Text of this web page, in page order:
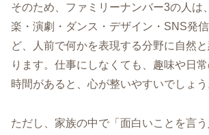
そのため、ファミリーナンバー3の人は
楽・演劇・ダンス・デザイン・SNS発
ど、人前で何かを表現する分野に自然
ります。仕事にしなくても、趣味や日
時間があると、心が整いやすいでしょう
ただし、家族の中で「面白いことを言